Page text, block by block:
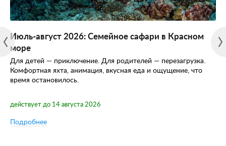
Июль-август 2026: Семейное сафари в Красном
море
Для детей — приключение. Для родителей — перезагрузка.
Комфортная яхта, анимация, вкусная еда и ощущение, что
время остановилось.
действует до 14 августа 2026
Подробнее